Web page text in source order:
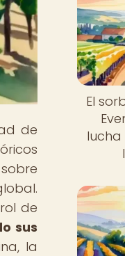
de
de
sus
la
El
lucha